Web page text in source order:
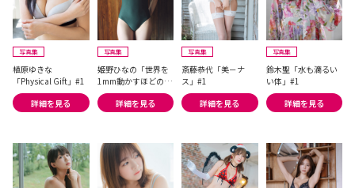
写真集
植原ゆきな
「Physical Gift」#1
詳細を見る
写真集
姫野ひなの「世界を
1mm動かすほどのか
わいさ!!」#2
詳細を見る
写真集
斎藤恭代「美－ナ
ス」#1
詳細を見る
写真集
鈴木聖「水も滴るい
い体」#1
詳細を見る